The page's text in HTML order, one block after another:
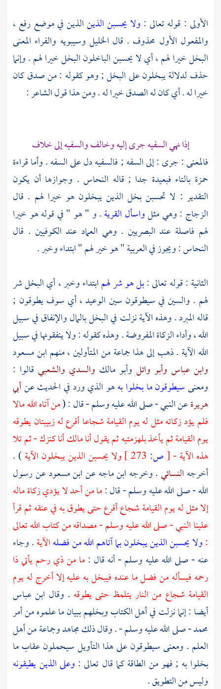
الأولى : قوله تعالى : ولا يحسبن الذينالذين في موضع رفع ،
والمفعول الأول محذوف . قال الخليل وسيبويه والفراء المعنى
البخل خيرا لهم ، أي لا يحسبن الباخلون البخل خيرا لهم . وإنما
حذف لدلالة يبخلون على البخل ; وهو كقوله : من صدق كان
خيرا له . أي كان له الصدق خيرا له . ومن هذا قول الشاعر :
إذا نهي السفيه جرى إليه وخالف والسفيه إلى خلاف
فالمعنى : جرى : إلى السفه ; فالسفيه دل على السفه . وأما قراءة
حمزة بالتاء فبعيدة جدا ; قاله النحاس . وجوازها أن يكون
التقدير : لا تحسبن بخل الذين يبخلون هو خيرا لهم . قال
الزجاج : وهي مثلواسأل القرية. و " هو " في قوله هو خيرا
لهم فاصلة عند البصريين . وهي العماد عند الكوفيين . قال
النحاس: ويجوز في العربية " هو خير لهم " ابتداء وخبر .
الثانية : قوله تعالى :بل هو شر لهمابتداء وخبر ، أي البخل شر
لهم . والسين في سيطوقون سين الوعيد ، أي سوف يطوقون ;
قاله المبرد . وهذه الآية نزلت في البخل بالمال والإنفاق في سبيل
الله ، وأداء الزكاة المفروضة . وهذه كقوله : ولا ينفقونها في سبيل
الله الآية . ذهب إلى هذا جماعة من المتأولين ، منهم ابن مسعود
وابن عباس وأبو وائل وأبو مالك والسدي والشعبي قالوا :
ومعنىسيطوقون ما بخلوا بههو الذي ورد في الحديث عنأبي
هريرةعن النبي - صلى الله عليه وسلم - قال : (من آتاه الله مالا
فلم يؤد زكاته مثل له يوم القيامة شجاعا أقرع له زبيبتان يطوقه
يوم القيامة ثم يأخذ بلهزمتيه ثم يقول أنا مالك أنا كنزك - ثم تلا
هذه الآية -[ص: ولا يحسبن الذين يبخلون الآية) .
أخرجه النسائي. وخرجه ابن ماجهعنابن مسعودعن رسول
الله - صلى الله عليه وسلم - قال :ما من أحد لا يؤدي زكاة ماله
إلا مثل له يوم القيامة شجاع أقرع حتى يطوق به في عنقه ثم قرأ
علينا النبي - صلى الله عليه وسلم - مصداقه من كتاب الله تعالى
:ولا يحسبن الذين يبخلون بما آتاهم الله من فضلهالآية. وجاء
عنه - صلى الله عليه وسلم - أنه قال :ما من ذي رحم يأتي ذا
رحمه فيسأله من فضل ما عنده فيبخل به عليه إلا أخرج له يوم
القيامة شجاع من النار يتلمظ حتى يطوقه . وقال ابن عباس
أيضا : إنما نزلت في أهل الكتاب وبخلهم ببيان ما علموه من أمر
محمد- صلى الله عليه وسلم - . وقال ذلكمجاهدوجماعة من أهل
العلم . ومعنى سيطوقون على هذا التأويل سيحملون عقاب ما
بخلوا به ; فهو من الطاقة كما قال تعالى : وعلى الذين يطيقونه
وليس من التطويق .